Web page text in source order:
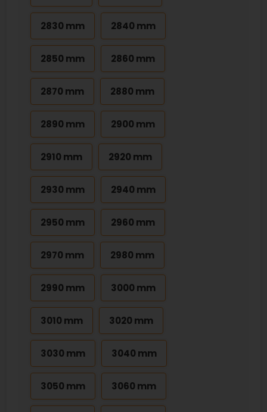
2830 mm 2840 mm
2850 mm 2860 mm
2870 mm 2880 mm
2890 mm 2900 mm
2910 mm 2920 mm
2930 mm 2940 mm
2950 mm 2960 mm
2970 mm 2980 mm
2990 mm 3000 mm
3010 mm 3020 mm
3030 mm 3040 mm
3050 mm 3060 mm